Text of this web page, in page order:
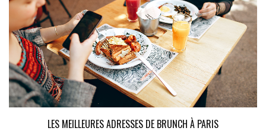
LES MEILLEURES ADRESSES DE BRUNCH À PARIS